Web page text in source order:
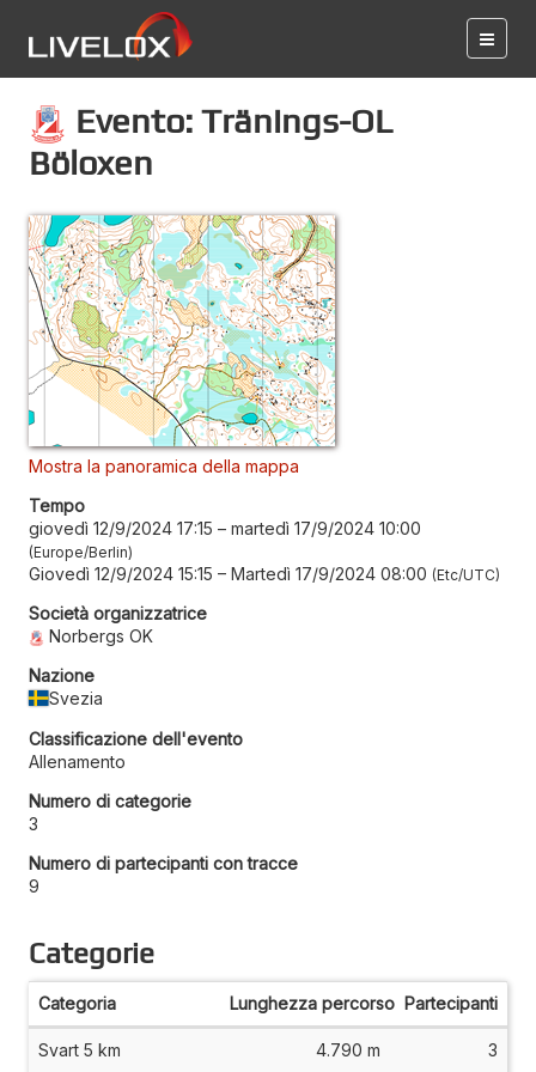
Evento: Tränings-OL
Böloxen
Mostra la panoramica della mappa
Tempo
giovedì 12/9/2024 17:15 – martedì 17/9/2024 10:00
Europe/Berlin
Giovedì 12/9/2024 15:15 – Martedì 17/9/2024 08:00 Etc/UTC
Società organizzatrice
Norbergs OK
Nazione
Svezia
Classificazione dell'evento
Allenamento
Numero di categorie
3
Numero di partecipanti con tracce
9
Categorie
Categoria Lunghezza percorso Partecipanti
Svart 5 km 4.790 m 3